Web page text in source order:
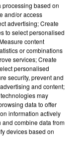
DRIVE
PLATINI
based on
and/or access
advertising; Create
to select personalised
content
or combinations
services; Create
personalised
security, prevent and
and content;
may
data to offer
information actively
combine data from
devices based on